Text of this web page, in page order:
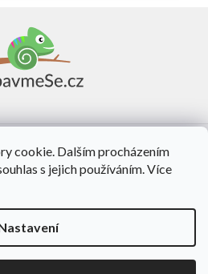
cookie. Dalším procházením
s jejich používáním. Více
Vytvořil Shoptet